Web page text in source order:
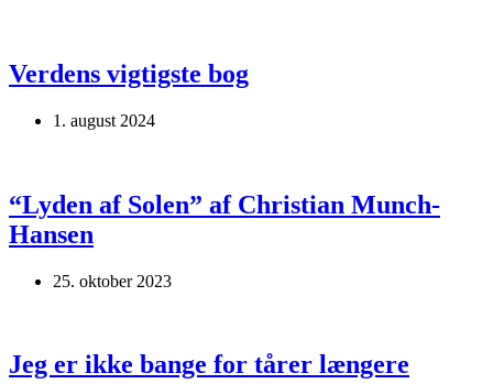
Verdens vigtigste bog
1. august 2024
“Lyden af Solen” af Christian Munch-
Hansen
25. oktober 2023
Jeg er ikke bange for tårer længere